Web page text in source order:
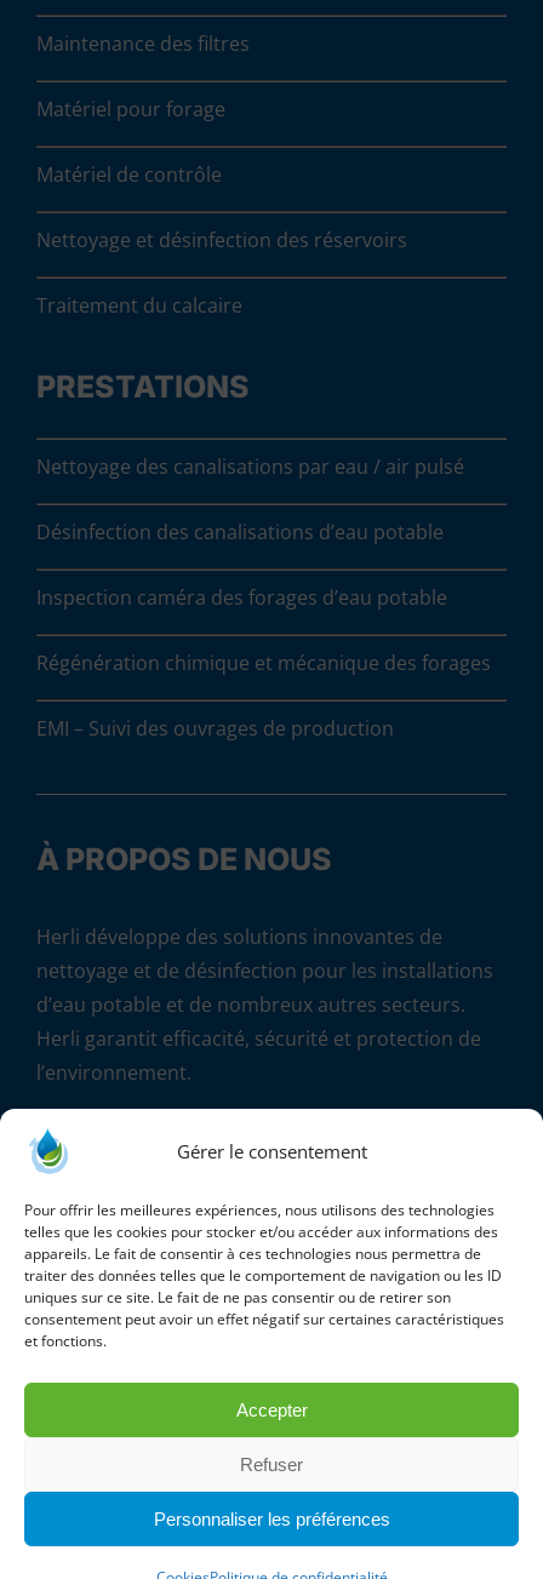
Gérer le consentement
Pour offrir les meilleures expériences, nous utilisons des technologies
telles que les cookies pour stocker et/ou accéder aux informations des
appareils. Le fait de consentir à ces technologies nous permettra de
traiter des données telles que le comportement de navigation ou les ID
uniques sur ce site. Le fait de ne pas consentir ou de retirer son
consentement peut avoir un effet négatif sur certaines caractéristiques
et fonctions.
Accepter
Refuser
Personnaliser les préférences
Maintenance des filtres
Matériel pour forage
Matériel de contrôle
Nettoyage et désinfection des réservoirs
Traitement du calcaire
PRESTATIONS
Nettoyage des canalisations par eau / air pulsé
Désinfection des canalisations d’eau potable
Inspection caméra des forages d’eau potable
Régénération chimique et mécanique des forages
EMI – Suivi des ouvrages de production
À PROPOS DE NOUS
Herli développe des solutions innovantes de
nettoyage et de désinfection pour les installations
d’eau potable et de nombreux autres secteurs.
Herli garantit efficacité, sécurité et protection de
l’environnement.
«
Marcel THOMAS – fondateur de la société HERLI
Copyright 2024 Herli SAS | All Rights Reserved
|Conditions générales de vente|Politique de
confidentialité |Cookies